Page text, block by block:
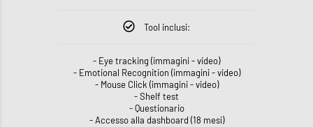
Tool inclusi:
- Eye tracking (immagini - video)
- Emotional Recognition (immagini - video)
- Mouse Click (immagini - video)
- Shelf test
- Questionario
- Accesso alla dashboard (18 mesi)